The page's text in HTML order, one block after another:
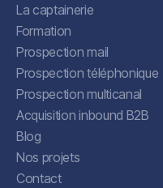
La captainerie
Formation
Prospection mail
Prospection téléphonique
Prospection multicanal
Acquisition inbound B2B
Blog
Nos projets
Contact